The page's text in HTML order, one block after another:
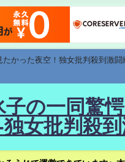
かった夜空！独女批判殺到激
の一同驚
女批判殺